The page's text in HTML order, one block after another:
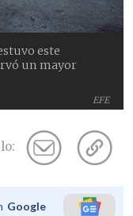
EFE
este
un mayor
Google